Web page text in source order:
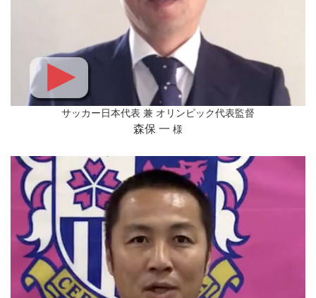
サッカー日本代表 兼 オリンピック代表監督
森保 一 様